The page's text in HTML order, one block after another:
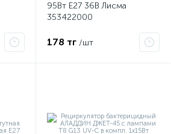
95Вт E27 36В Лисма
353422000
178 тг /шт